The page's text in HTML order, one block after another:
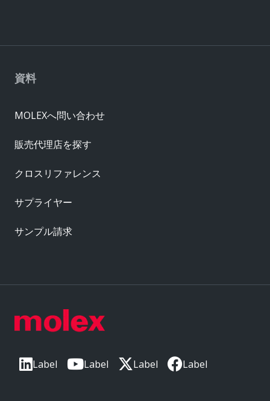
Label Label Label Label
資料
MOLEXへ問い合わせ
販売代理店を探す
クロスリファレンス
サプライヤー
サンプル請求